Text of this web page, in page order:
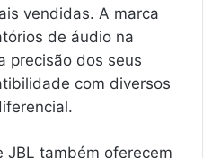
vendidas. A marca
de áudio na
precisão dos seus
com diversos
JBL também oferecem